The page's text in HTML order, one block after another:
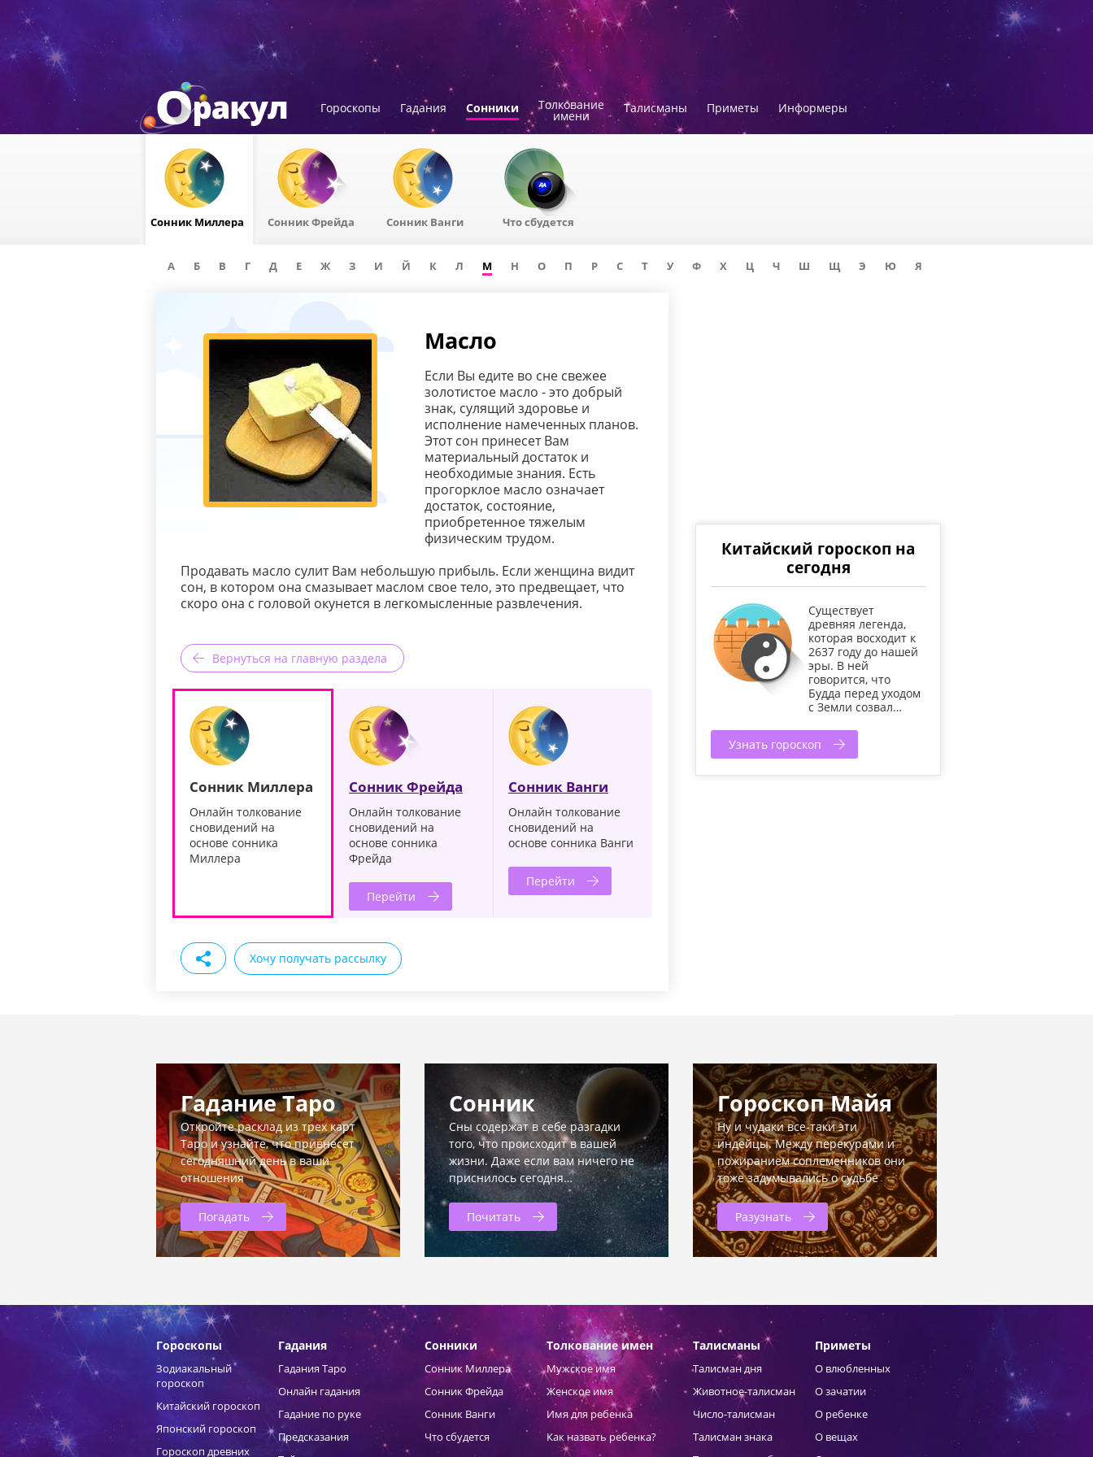
Гороскопы Гадания Сонники Толкование
имени
Талисманы Приметы Информеры
Сонник Миллера Сонник Фрейда Сонник Ванги Что сбудется
А Б В Г Д Е Ж З И Й К Л М Н О П Р С Т У Ф Х Ц Ч Ш Щ Э Ю Я
Масло
Если Вы едите во сне свежее
золотистое масло - это добрый
знак, сулящий здоровье и
исполнение намеченных планов.
Этот сон принесет Вам
материальный достаток и
необходимые знания. Есть
прогорклое масло означает
достаток, состояние,
приобретенное тяжелым
физическим трудом.
Продавать масло сулит Вам небольшую прибыль. Если женщина видит
сон, в котором она смазывает маслом свое тело, это предвещает, что
скоро она с головой окунется в легкомысленные развлечения.
Вернуться на главную раздела
Сонник Миллера
Онлайн толкование
сновидений на
основе сонника
Миллера
Сонник Фрейда
Онлайн толкование
сновидений на
основе сонника
Фрейда
Перейти
Сонник Ванги
Онлайн толкование
сновидений на
основе сонника Ванги
Перейти
Хочу получать рассылку
Китайский гороскоп на
сегодня
Существует
древняя легенда,
которая восходит к
2637 году до нашей
эры. В ней
говорится, что
Будда перед уходом
с Земли созвал…
Узнать гороскоп
Гадание Таро
Откройте расклад из трех карт
Таро и узнайте, что привнесет
сегодняшний день в ваши
отношения
Погадать
Сонник
Сны содержат в себе разгадки
того, что происходит в вашей
жизни. Даже если вам ничего не
приснилось сегодня…
Почитать
Гороскоп Майя
Ну и чудаки все-таки эти
индейцы. Между перекурами и
пожиранием соплеменников они
тоже задумывались о судьбе
Разузнать
Гороскопы
Зодиакальный
гороскоп
Китайский гороскоп
Японский гороскоп
Гороскоп древних
Гадания
Гадания Таро
Онлайн гадания
Гадание по руке
Предсказания
Сонники
Сонник Миллера
Сонник Фрейда
Сонник Ванги
Что сбудется
Толкование имен
Мужское имя
Женское имя
Имя для ребенка
Как назвать ребенка?
Талисманы
Талисман дня
Животное-талисман
Число-талисман
Талисман знака
Приметы
О влюбленных
О зачатии
О ребенке
О вещах